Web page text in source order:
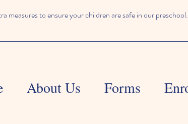
measures to ensure your children are safe in our preschool.
About Us Forms